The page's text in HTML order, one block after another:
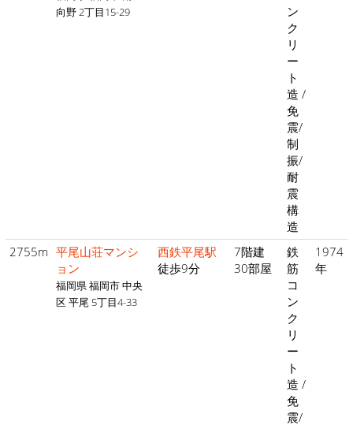
向野 2丁目15-29
ン
ク
リ
ー
ト
造 /
免
震/
制
振/
耐
震
構
造
2755m 平尾山荘マンシ
ョン
福岡県 福岡市 中央
区 平尾 5丁目4-33
西鉄平尾駅
徒歩9分
7階建
30部屋
鉄
筋
コ
ン
ク
リ
ー
ト
造 /
免
震/
1974
年